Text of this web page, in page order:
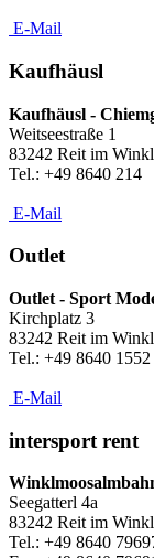
E-Mail
Kaufhäusl
Kaufhäusl -
Weitseestraße 1
83242 Reit im Winkl
Tel.: +49 8640 214
E-Mail
Outlet
Outlet - Sport
Kirchplatz 3
83242 Reit im Winkl
Tel.: +49 8640 1552
E-Mail
intersport rent
Seegatterl 4a
83242 Reit im Winkl
Tel.: +49 8640